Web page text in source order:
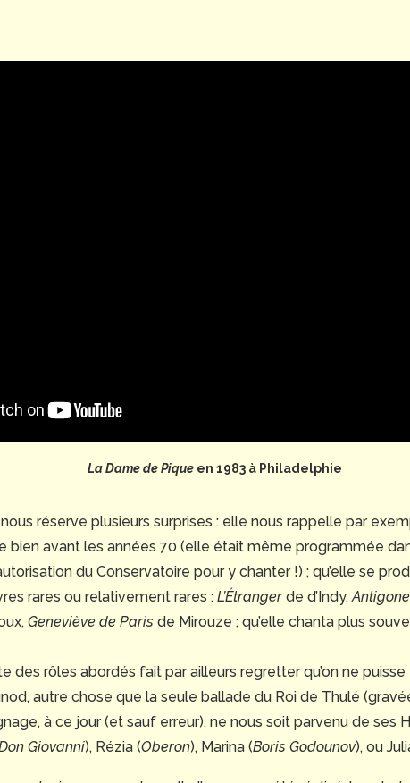
La Dame de Pique en 1983 à Philadelphie
réserve plusieurs surprises : elle nous rappelle par
bien avant les années 70 (elle était même programmée
du Conservatoire pour y chanter !) ; qu’elle se
rares ou relativement rares : L’Étranger de d’Indy,Antigone
Geneviève de Paris de Mirouze ; qu’elle chanta plus
des rôles abordés fait par ailleurs regretter qu’on ne
autre chose que la seule ballade du Roi de Thulé
à ce jour (et sauf erreur), ne nous soit parvenu de ses
Giovanni), Rézia (Oberon), Marina (Boris Godounov), ou